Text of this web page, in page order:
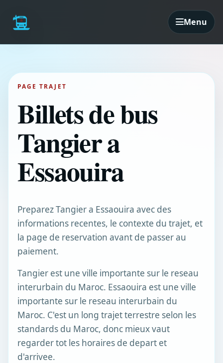
Menu
PAGE TRAJET
Billets de bus
Tangier a
Essaouira
Preparez Tangier a Essaouira avec des
informations recentes, le contexte du trajet, et
la page de reservation avant de passer au
paiement.
Tangier est une ville importante sur le reseau
interurbain du Maroc. Essaouira est une ville
importante sur le reseau interurbain du
Maroc. C'est un long trajet terrestre selon les
standards du Maroc, donc mieux vaut
regarder tot les horaires de depart et
d'arrivee.